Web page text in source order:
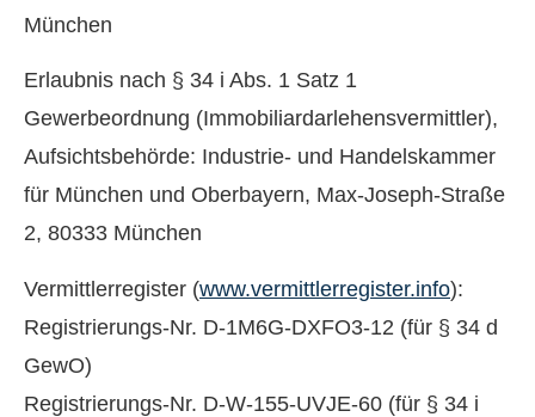
München
Erlaubnis nach § 34 i Abs. 1 Satz 1
Gewerbeordnung (Immobiliardarlehensvermittler),
Aufsichtsbehörde: Industrie- und Handelskammer
für München und Oberbayern, Max-Joseph-Straße
2, 80333 München
Vermittlerregister (www.vermittlerregister.info):
Registrierungs-Nr. D-1M6G-DXFO3-12 (für § 34 d
GewO)
Registrierungs-Nr. D-W-155-UVJE-60 (für § 34 i